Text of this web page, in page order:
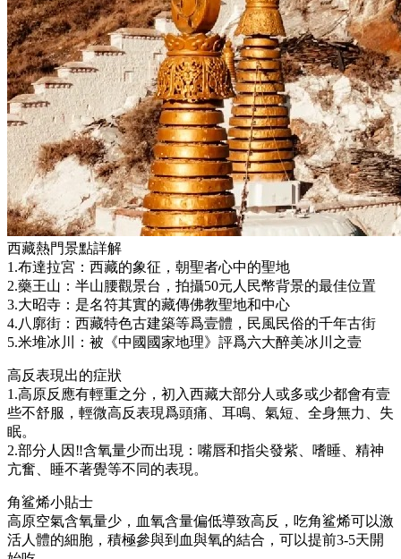
西藏熱門景點詳解
1.布達拉宮：西藏的象征，朝聖者心中的聖地
2.藥王山：半山腰觀景台，拍攝50元人民幣背景的最佳位置
3.大昭寺：是名符其實的藏傳佛教聖地和中心
4.八廓街：西藏特色古建築等爲壹體，民風民俗的千年古街
5.米堆冰川：被《中國國家地理》評爲六大醉美冰川之壹
高反表現出的症狀
1.高原反應有輕重之分，初入西藏大部分人或多或少都會有壹
些不舒服，輕微高反表現爲頭痛、耳鳴、氣短、全身無力、失
眠。
2.部分人因‼️含氧量少而出現：嘴唇和指尖發紫、嗜睡、精神
亢奮、睡不著覺等不同的表現。
角鲨烯小貼士
高原空氣含氧量少，血氧含量偏低導致高反，吃角鲨烯可以激
活人體的細胞，積極參與到血與氧的結合，可以提前3-5天開